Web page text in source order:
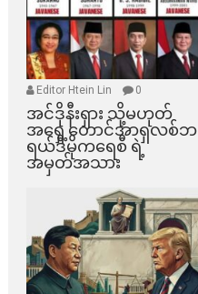
Editor Htein Lin 0
အင်ဒိုနီးရှား သို့မဟုတ်
အရှေ့တောင်အာရှလစ်ဘ
ရယ်ဒီမိုကရေစီ ရဲ့
အမှတ်အသား